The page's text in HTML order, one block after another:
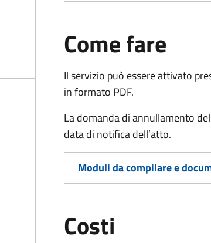
Come fare
Il servizio può essere attivato
in formato PDF.
La domanda di annullamento
data di notifica dell’atto.
Moduli da compilare e
Costi